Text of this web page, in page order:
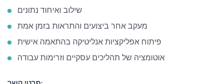
שילוב ואיחוד נתונים
מעקב אחר ביצועים והתראות בזמן אמת
פיתוח אפליקציות אנליטיקה בהתאמה אישית
אוטומציה של תהליכים עסקיים וזרימות עבודה